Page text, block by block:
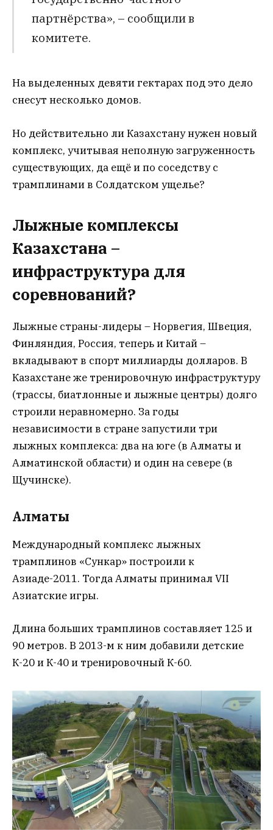
партнёрства», – сообщили в
комитете.
На выделенных девяти гектарах под это дело
снесут несколько домов.
Но действительно ли Казахстану нужен новый
комплекс, учитывая неполную загруженность
существующих, да ещё и по соседству с
трамплинами в Солдатском ущелье?
Лыжные комплексы
Казахстана –
инфраструктура для
соревнований?
Лыжные страны-лидеры – Норвегия, Швеция,
Финляндия, Россия, теперь и Китай –
вкладывают в спорт миллиарды долларов. В
Казахстане же тренировочную инфраструктуру
(трассы, биатлонные и лыжные центры) долго
строили неравномерно. За годы
независимости в стране запустили три
лыжных комплекса: два на юге (в Алматы и
Алматинской области) и один на севере (в
Щучинске).
Алматы
Международный комплекс лыжных
трамплинов «Сункар» построили к
Азиаде-2011. Тогда Алматы принимал VII
Азиатские игры.
Длина больших трамплинов составляет 125 и
90 метров. В 2013-м к ним добавили детские
К-20 и К-40 и тренировочный К-60.